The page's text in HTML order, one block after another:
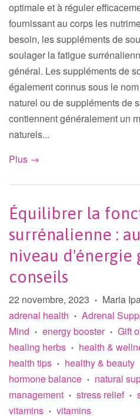
optimale et à réguler
fournissant au corps les
besoin, les suppléments de
soulager la fatigue
général. Les suppléments de
également connus sous le
naturel ou de suppléments de
contiennent généralement un
naturels...
Plus →
Équilibrer la
surrénalienne :
niveau d'énergie
conseils
22 novembre, 2023 • Maria
adrenal health • Adrenal
Mind
• energy booster • Gift
healing herbs • health &
health tips • healthy & beauty
hormone balance • natural
management • stress relief •
vitamins • vitamins